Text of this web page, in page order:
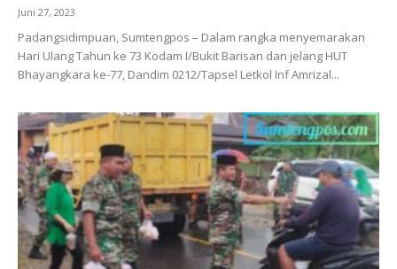
Juni 27, 2023
Padangsidimpuan, Sumtengpos – Dalam rangka menyemarakan
Hari Ulang Tahun ke 73 Kodam I/Bukit Barisan dan jelang HUT
Bhayangkara ke-77, Dandim 0212/Tapsel Letkol Inf Amrizal...